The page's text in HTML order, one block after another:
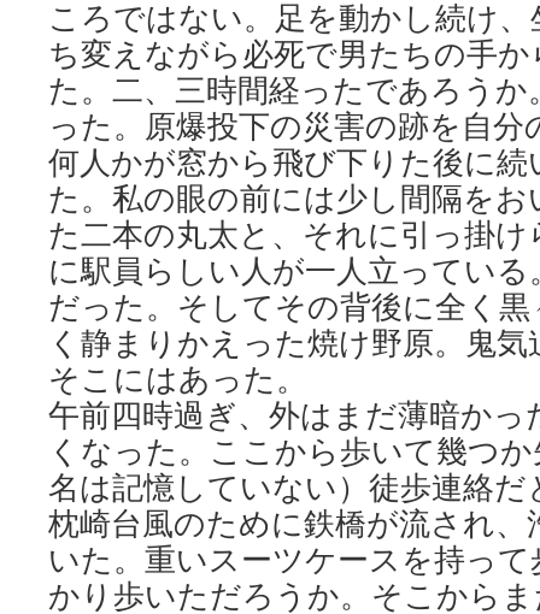
ころではない。足を動かし続け
ち変えながら必死で男たちの手
た。二、三時間経ったであろうか
った。原爆投下の災害の跡を自
何人かが窓から飛び下りた後に
た。私の眼の前には少し間隔を
た二本の丸太と、それに引っ掛
に駅員らしい人が一人立ってい
だった。そしてその背後に全く
く静まりかえった焼け野原。鬼
そこにはあった。
午前四時過ぎ、外はまだ薄暗かっ
くなった。ここから歩いて幾つ
名は記憶していない）徒歩連絡
枕崎台風のために鉄橋が流され
いた。重いスーツケースを持っ
かり歩いただろうか。そこから